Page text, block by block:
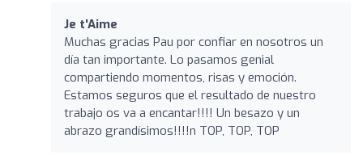
Je t'Aime
Muchas gracias Pau por confiar en nosotros un
día tan importante. Lo pasamos genial
compartiendo momentos, risas y emoción.
Estamos seguros que el resultado de nuestro
trabajo os va a encantar!!!! Un besazo y un
abrazo grandísimos!!!!n TOP, TOP, TOP